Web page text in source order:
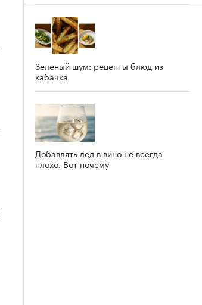
Зеленый шум: рецепты блюд из
кабачка
Добавлять лед в вино не всегда
плохо. Вот почему